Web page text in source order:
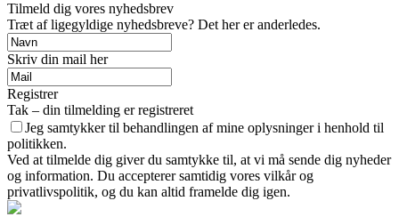
Tilmeld dig vores nyhedsbrev
Træt af ligegyldige nyhedsbreve? Det her er anderledes.
Skriv din mail her
Registrer
Tak – din tilmelding er registreret
Jeg samtykker til behandlingen af mine oplysninger i henhold til
politikken.
Ved at tilmelde dig giver du samtykke til, at vi må sende dig nyheder
og information. Du accepterer samtidig vores vilkår og
privatlivspolitik, og du kan altid framelde dig igen.